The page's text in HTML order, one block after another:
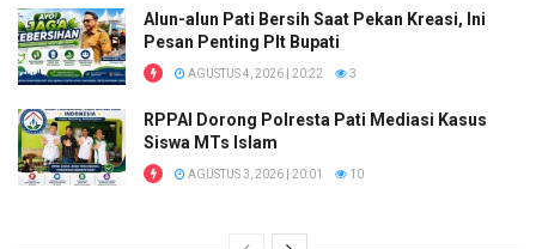
Alun-alun Pati Bersih Saat Pekan Kreasi, Ini
Pesan Penting Plt Bupati
AGUSTUS 4, 2026 | 20:22 3
RPPAI Dorong Polresta Pati Mediasi Kasus
Siswa MTs Islam
AGUSTUS 3, 2026 | 20:01 10